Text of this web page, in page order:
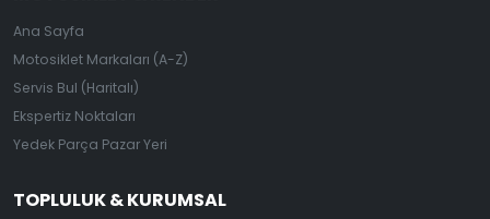
Ana Sayfa
Motosiklet Markaları (A-Z)
Servis Bul (Haritalı)
Ekspertiz Noktaları
Yedek Parça Pazar Yeri
TOPLULUK & KURUMSAL